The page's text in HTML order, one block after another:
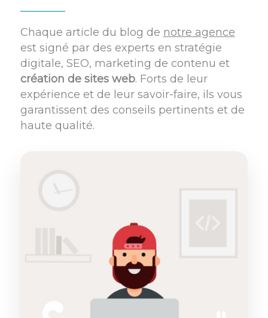
Chaque article du blog de notre agence
est signé par des experts en stratégie
digitale, SEO, marketing de contenu et
création de sites web. Forts de leur
expérience et de leur savoir-faire, ils vous
garantissent des conseils pertinents et de
haute qualité.